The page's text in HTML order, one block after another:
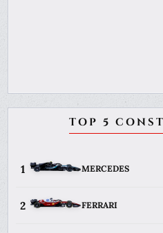
TOP 5
1 MERCEDES
2 FERRARI